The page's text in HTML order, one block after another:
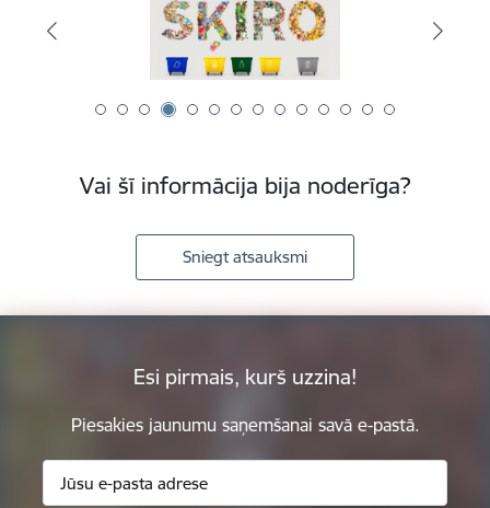
Vai šī informācija bija noderīga?
Sniegt atsauksmi
Esi pirmais, kurš uzzina!
Piesakies jaunumu saņemšanai savā e-pastā.